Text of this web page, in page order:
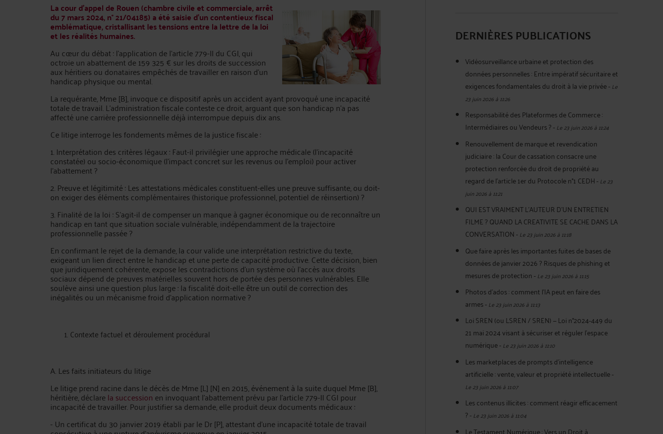
La cour d’appel de Rouen (chambre civile et commerciale, arrêt
du 7 mars 2024, n° 21/04185) a été saisie d’un contentieux fiscal
emblématique, cristallisant les tensions entre la lettre de la loi
et les réalités humaines.
Au cœur du débat : l’application de l’article 779-II du CGI, qui
octroie un abattement de 159 325 € sur les droits de succession
aux héritiers ou donataires empêchés de travailler en raison d’un
handicap physique ou mental.
La requérante, Mme [B], invoque ce dispositif après un accident ayant provoqué une incapacité
totale de travail. L’administration fiscale conteste ce droit, arguant que son handicap n’a pas
affecté une carrière professionnelle déjà interrompue depuis dix ans.
Ce litige interroge les fondements mêmes de la justice fiscale :
1. Interprétation des critères légaux : Faut-il privilégier une approche médicale (l’incapacité
constatée) ou socio-économique (l’impact concret sur les revenus ou l’emploi) pour activer
l’abattement ?
2. Preuve et légitimité : Les attestations médicales constituent-elles une preuve suffisante, ou doit-
on exiger des éléments complémentaires (historique professionnel, potentiel de réinsertion) ?
3. Finalité de la loi : S’agit-il de compenser un manque à gagner économique ou de reconnaître un
handicap en tant que situation sociale vulnérable, indépendamment de la trajectoire
professionnelle passée ?
En confirmant le rejet de la demande, la cour valide une interprétation restrictive du texte,
exigeant un lien direct entre le handicap et une perte de capacité productive. Cette décision, bien
que juridiquement cohérente, expose les contradictions d’un système où l’accès aux droits
sociaux dépend de preuves matérielles souvent hors de portée des personnes vulnérables. Elle
soulève ainsi une question plus large : la fiscalité doit-elle être un outil de correction des
inégalités ou un mécanisme froid d’application normative ?
Contexte factuel et déroulement procédural
A. Les faits initiateurs du litige
Le litige prend racine dans le décès de Mme [L] [N] en 2015, événement à la suite duquel Mme [B],
héritière, déclarela succession en invoquant l’abattement prévu par l’article 779-II CGI pour
incapacité de travailler. Pour justifier sa demande, elle produit deux documents médicaux :
- Un certificat du 30 janvier 2019 établi par le Dr [P], attestant d’une incapacité totale de travail
DERNIÈRES PUBLICATIONS
Vidéosurveillance urbaine et protection des
données personnelles : Entre impératif sécuritaire et
exigences fondamentales du droit à la vie privée-Le
23 juin 2026 à 11:26
Responsabilité des Plateformes de Commerce :
Intermédiaires ou Vendeurs ?-Le 23 juin 2026 à 11:24
Renouvellement de marque et revendication
judiciaire : la Cour de cassation consacre une
protection renforcée du droit de propriété au
regard de l’article 1er du Protocole n°1 CEDH-Le 23
juin 2026 à 11:21
QUI EST VRAIMENT L’AUTEUR D’UN ENTRETIEN
FILME ? QUAND LA CREATIVITE SE CACHE DANS LA
CONVERSATION-Le 23 juin 2026 à 11:18
Que faire après les importantes fuites de bases de
données de janvier 2026 ? Risques de phishing et
mesures de protection-Le 23 juin 2026 à 11:15
Photos d’ados : comment l’IA peut en faire des
armes-Le 23 juin 2026 à 11:13
Loi SREN (ou LSREN / SREN) — Loi n°2024-449 du
21 mai 2024 visant à sécuriser et réguler l’espace
numérique-Le 23 juin 2026 à 11:10
Les marketplaces de prompts d’intelligence
artificielle : vente, valeur et propriété intellectuelle-
Le 23 juin 2026 à 11:07
Les contenus illicites : comment réagir efficacement
?-Le 23 juin 2026 à 11:04
Le Testament Numérique : Vers un Droit à